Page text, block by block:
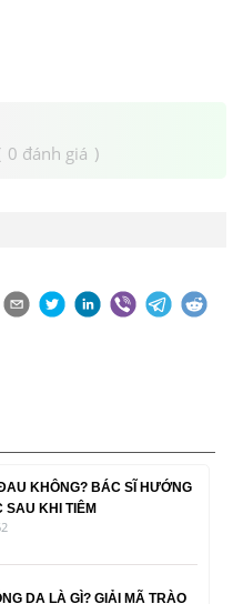
0 đánh giá )
KHÔNG? BÁC SĨ HƯỚNG
SAU KHI TIÊM
DA LÀ GÌ? GIẢI MÃ TRÀO